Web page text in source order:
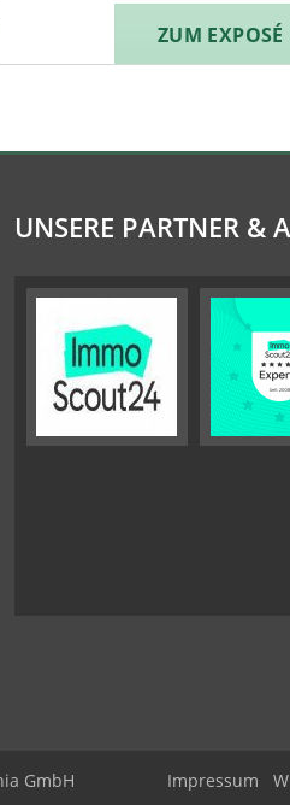
ZUM EXPOSÉ
UNSERE PARTNER &
GmbH Impressum